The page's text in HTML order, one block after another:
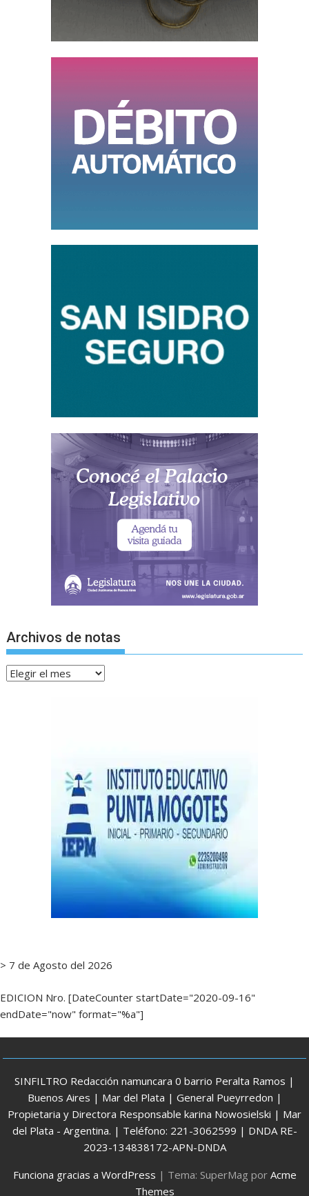
Archivos de notas
Archivos
> 7 de Agosto del 2026
EDICION Nro. [DateCounter startDate="2020-09-16"
endDate="now" format="%a"]
SINFILTRO Redacción namuncara 0 barrio Peralta Ramos |
Buenos Aires | Mar del Plata | General Pueyrredon |
Propietaria y Directora Responsable karina Nowosielski | Mar
del Plata - Argentina. | Teléfono: 221-3062599 | DNDA RE-
2023-134838172-APN-DNDA
Funciona gracias a WordPress | Tema: SuperMag por Acme
Themes